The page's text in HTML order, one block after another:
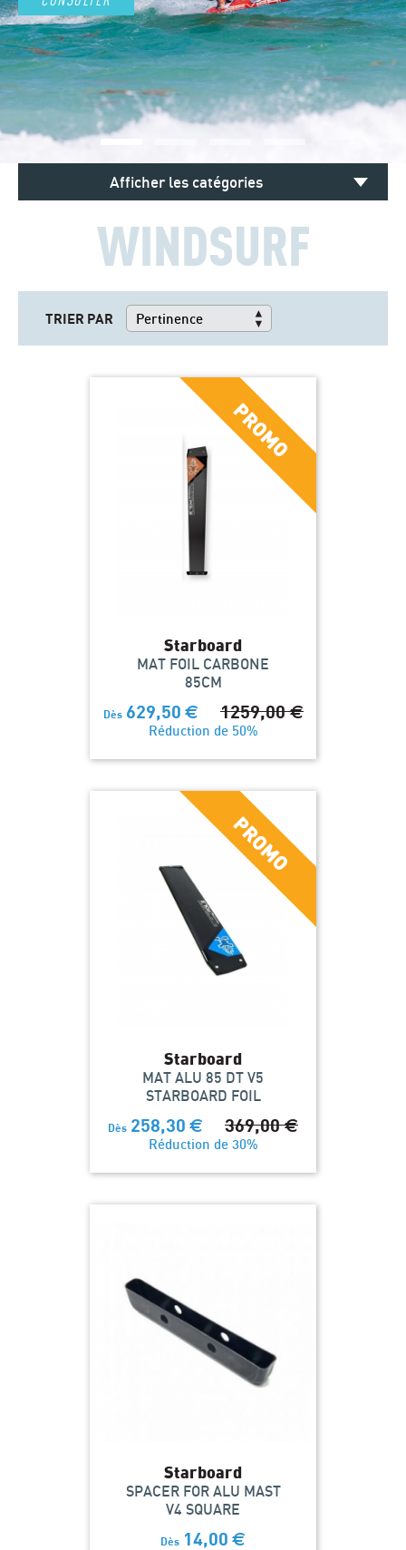
Afficher les catégories
WINDSURF
TRIER PAR
Starboard
MAT FOIL CARBONE
85CM
Dès 629,50 € 1259,00€
Réduction de 50%
Starboard
MAT ALU 85 DT V5
STARBOARD FOIL
Dès 258,30 € 369,00€
Réduction de 30%
Starboard
SPACER FOR ALU MAST
V4 SQUARE
Dès 14,00 €